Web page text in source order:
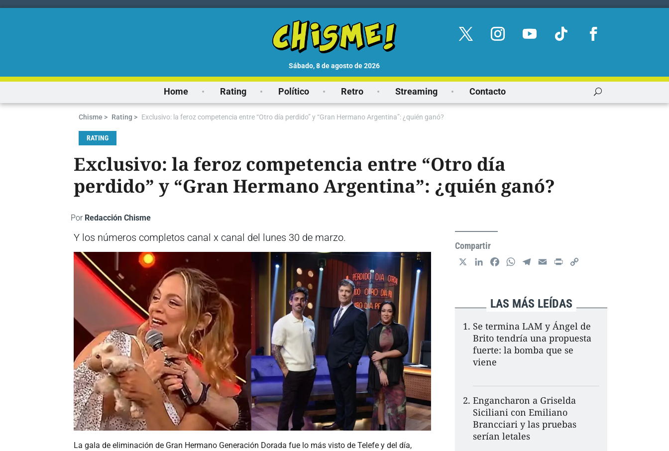
sábado, 8 de agosto de 2026
Home Rating Político Retro Streaming Contacto
Chisme > Rating > Exclusivo: la feroz competencia entre “Otro día perdido” y “Gran Hermano Argentina”: ¿quién ganó?
RATING
Exclusivo: la feroz competencia entre “Otro día
perdido” y “Gran Hermano Argentina”: ¿quién ganó?
Por Redacción Chisme
Y los números completos canal x canal del lunes 30 de marzo.
La gala de eliminación de Gran Hermano Generación Dorada fue lo más visto de Telefe y del día,
Compartir
e
n
e
b
k
W
t
s
e
g
r
m
i
l
n
t
L
n
k
LAS MÁS LEÍDAS
Se termina LAM y Ángel de
Brito tendría una propuesta
fuerte: la bomba que se
viene
Engancharon a Griselda
Siciliani con Emiliano
Brancciari y las pruebas
serían letales